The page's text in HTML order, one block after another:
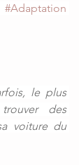
#Adaptation
le plus
des
voiture du